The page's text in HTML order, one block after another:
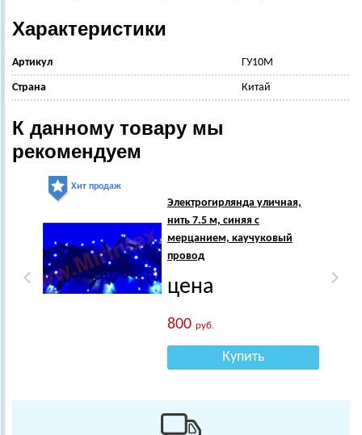
Характеристики
Артикул ГУ10М
Страна Китай
К данному товару мы
рекомендуем
Хит продаж
Электрогирлянда уличная,
нить 7.5 м, синяя с
мерцанием, каучуковый
провод
цена
800 руб.
Купить